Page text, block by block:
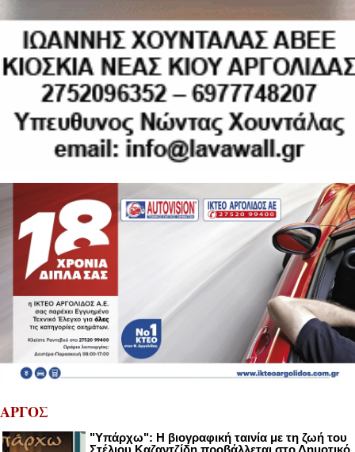
ΑΡΓΟΣ
"Υπάρχω": Η βιογραφική ταινία με τη ζωή του